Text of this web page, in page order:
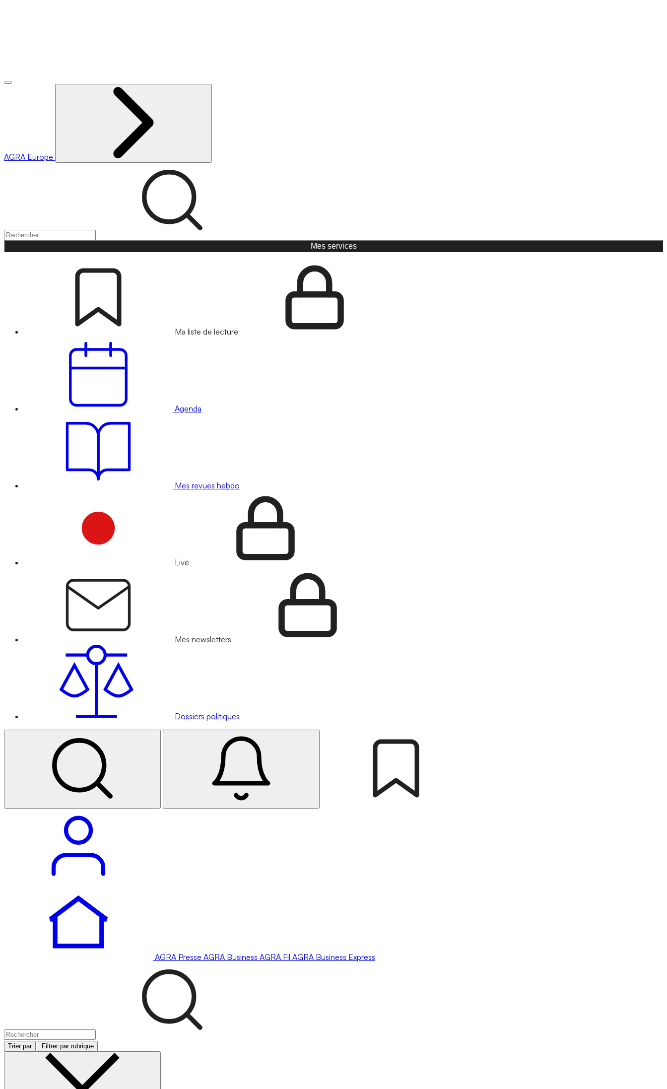
AGRA Europe
Mes services
Ma liste de lecture
Agenda
Mes revues hebdo
Live
Mes newsletters
Dossiers politiques
AGRA Presse AGRA Business AGRA Fil AGRA Business Express
Trier par Filtrer par rubrique